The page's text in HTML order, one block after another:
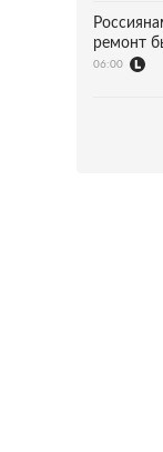
ремонт
06:00